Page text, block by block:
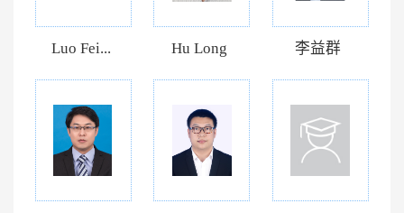
Luo Fei... Hu Long 李益群